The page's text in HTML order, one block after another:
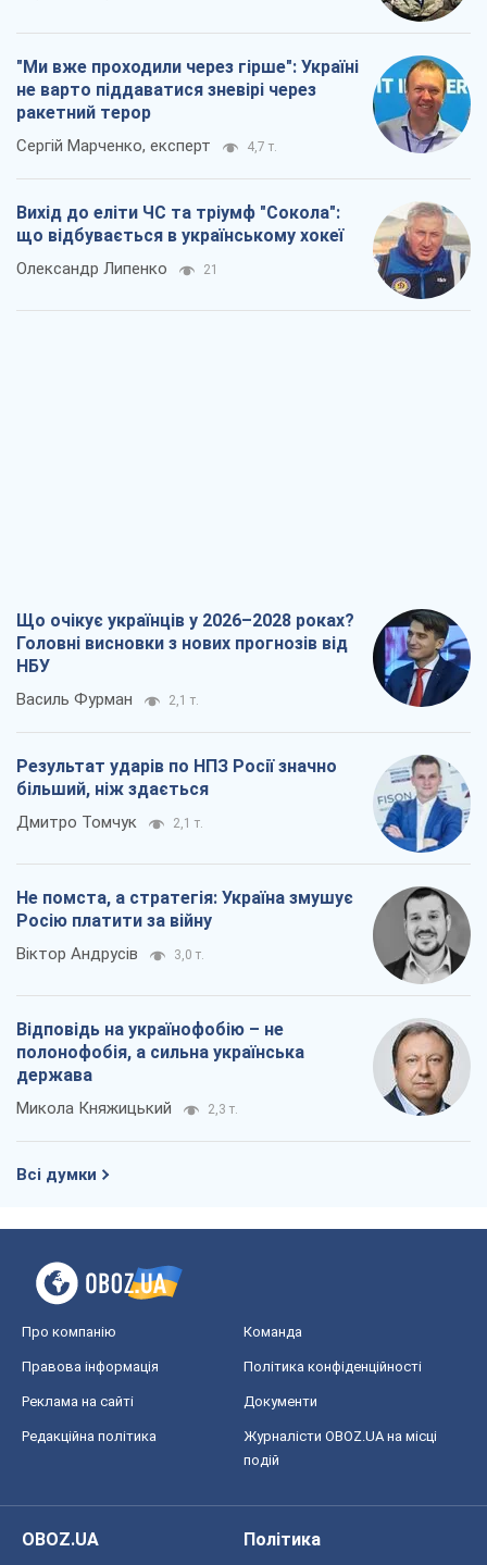
"Ми вже проходили через гірше": Україні
не варто піддаватися зневірі через
ракетний терор
Сергій Марченко, експерт 4,7 т.
Вихід до еліти ЧС та тріумф "Сокола":
що відбувається в українському хокеї
Олександр Липенко 21
Що очікує українців у 2026–2028 роках?
Головні висновки з нових прогнозів від
НБУ
Василь Фурман 2,1 т.
Результат ударів по НПЗ Росії значно
більший, ніж здається
Дмитро Томчук 2,1 т.
Не помста, а стратегія: Україна змушує
Росію платити за війну
Віктор Андрусів 3,0 т.
Відповідь на українофобію – не
полонофобія, а сильна українська
держава
Микола Княжицький 2,3 т.
Всі думки
Про компанію Команда
Правова інформація Політика конфіденційності
Реклама на сайті Документи
Редакційна політика
Журналісти OBOZ.UA на місці
подій
OBOZ.UA
Політика